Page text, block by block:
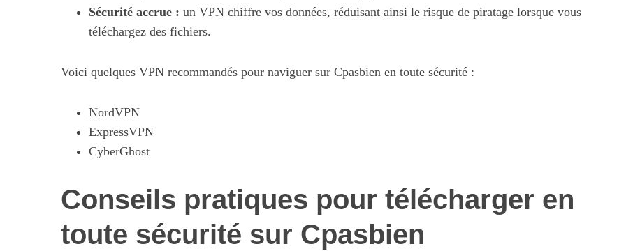
Sécurité accrue : un VPN chiffre vos données, réduisant ainsi le risque de piratage lorsque vous
téléchargez des fichiers.
Voici quelques VPN recommandés pour naviguer sur Cpasbien en toute sécurité :
NordVPN
ExpressVPN
CyberGhost
Conseils pratiques pour télécharger en
toute sécurité sur Cpasbien